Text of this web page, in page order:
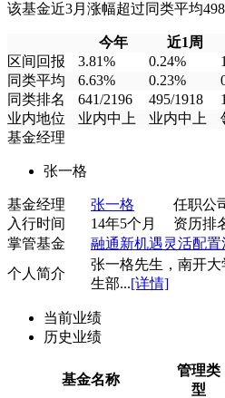
该基金近3月涨幅超过同类平均
今年 近1周
区间回报
3.81% 0.24%
同类平均
6.63% 0.23%
同类排名
641/2196 495/1918
业内地位
业内中上 业内中上
基金经理
张一格
基金经理 张一格 任职公
入行时间
14年5个月 资历排
掌管基金
融通新机遇灵活配置
个人简介
张一格先生，南开
生部...[详情]
当前业绩
历史业绩
基金名称
管理类
型